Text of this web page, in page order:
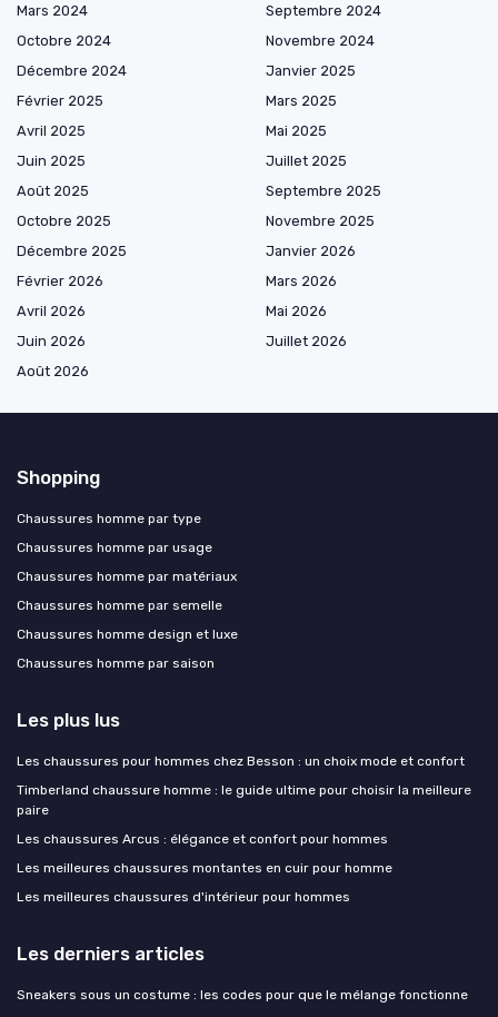
Mars 2024
Septembre 2024
Octobre 2024
Novembre 2024
Décembre 2024
Janvier 2025
Février 2025
Mars 2025
Avril 2025
Mai 2025
Juin 2025
Juillet 2025
Août 2025
Septembre 2025
Octobre 2025
Novembre 2025
Décembre 2025
Janvier 2026
Février 2026
Mars 2026
Avril 2026
Mai 2026
Juin 2026
Juillet 2026
Août 2026
Shopping
Chaussures homme par type
Chaussures homme par usage
Chaussures homme par matériaux
Chaussures homme par semelle
Chaussures homme design et luxe
Chaussures homme par saison
Les plus lus
Les chaussures pour hommes chez Besson : un choix mode et confort
Timberland chaussure homme : le guide ultime pour choisir la meilleure
paire
Les chaussures Arcus : élégance et confort pour hommes
Les meilleures chaussures montantes en cuir pour homme
Les meilleures chaussures d'intérieur pour hommes
Les derniers articles
Sneakers sous un costume : les codes pour que le mélange fonctionne